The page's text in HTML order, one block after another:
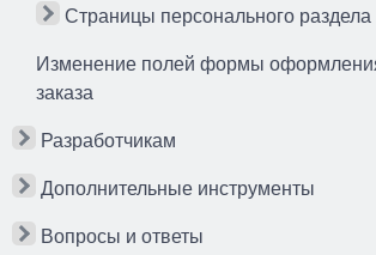
Страницы персонального раздела
Изменение полей формы
заказа
Разработчикам
Дополнительные инструменты
Вопросы и ответы